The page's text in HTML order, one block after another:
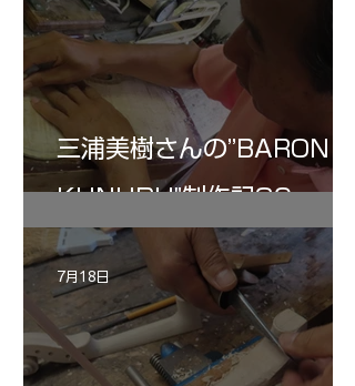
三浦美樹さんの”BARON・
KUNUPU"制作記30
7月18日